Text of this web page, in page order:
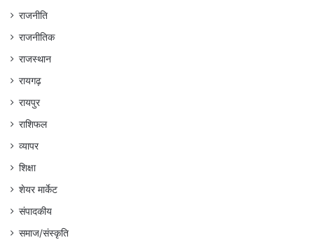
राजनीति
राजनीतिक
राजस्थान
रायगढ़
रायपुर
राशिफल
व्यापर
शिक्षा
शेयर मार्केट
संपादकीय
समाज/संस्कृति